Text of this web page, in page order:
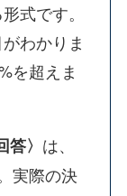
式です。
わかりま
を超えま
〉 は、
実際の決